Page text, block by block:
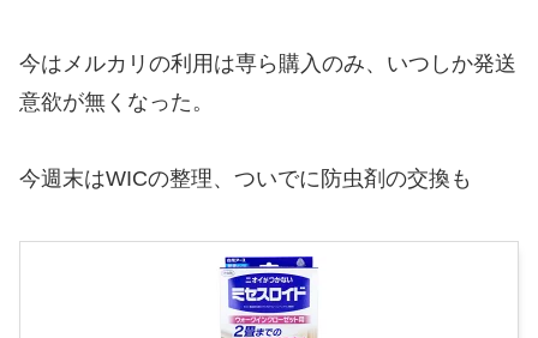
今はメルカリの利用は専ら購入のみ、いつしか発送
意欲が無くなった。
今週末はWICの整理、ついでに防虫剤の交換も